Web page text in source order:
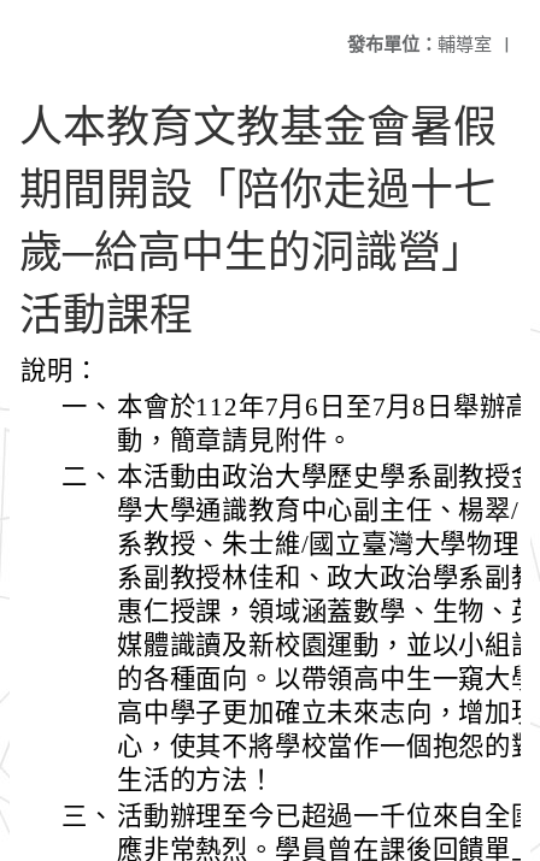
發布單位： 輔導室 |
人本教育文教基金會暑假
期間開設「陪你走過十七
歲─給高中生的洞識營」
活動課程
說明：
一、 本會於112年7月6日至7月8日舉辦
動，簡章請見附件。
二、 本活動由政治大學歷史學系副教授
學大學通識教育中心副主任、楊翠/
系教授、朱士維/國立臺灣大學物理
系副教授林佳和、政大政治學系副
惠仁授課，領域涵蓋數學、生物、
媒體識讀及新校園運動，並以小組
的各種面向。以帶領高中生一窺大
高中學子更加確立未來志向，增加
心，使其不將學校當作一個抱怨的
生活的方法！
三、 活動辦理至今已超過一千位來自全
應非常熱烈。學員曾在課後回饋單